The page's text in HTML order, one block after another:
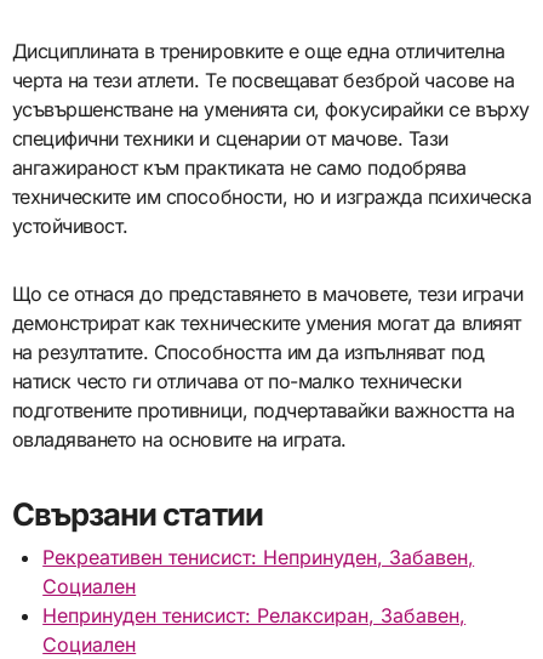
Дисциплината в тренировките е още една отличителна
черта на тези атлети. Те посвещават безброй часове на
усъвършенстване на уменията си, фокусирайки се върху
специфични техники и сценарии от мачове. Тази
ангажираност към практиката не само подобрява
техническите им способности, но и изгражда психическа
устойчивост.
Що се отнася до представянето в мачовете, тези играчи
демонстрират как техническите умения могат да влияят
на резултатите. Способността им да изпълняват под
натиск често ги отличава от по-малко технически
подготвените противници, подчертавайки важността на
овладяването на основите на играта.
Свързани статии
Рекреативен тенисист: Непринуден, Забавен,
Социален
Непринуден тенисист: Релаксиран, Забавен,
Социален